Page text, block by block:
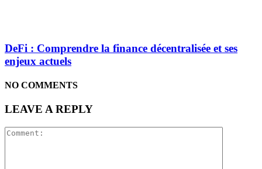
DeFi : Comprendre la finance décentralisée et ses
enjeux actuels
NO COMMENTS
LEAVE A REPLY